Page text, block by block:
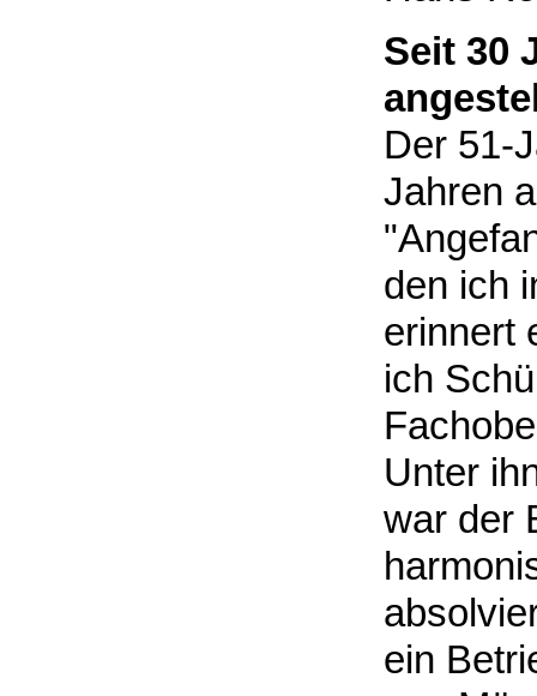
Seit 30
Der 51-
Jahren
den ich
erinnert
ich
Unter
war der
ein